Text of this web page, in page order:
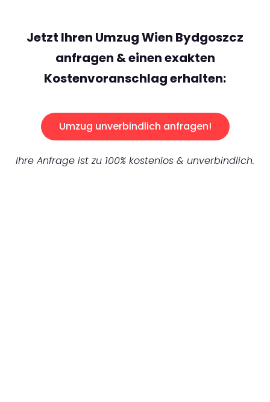
Jetzt Ihren Umzug Wien Bydgoszcz
anfragen & einen exakten
Kostenvoranschlag erhalten:
Umzug unverbindlich anfragen!
Ihre Anfrage ist zu 100% kostenlos & unverbindlich.